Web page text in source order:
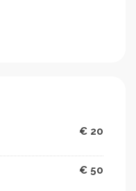
€ 20
€ 50